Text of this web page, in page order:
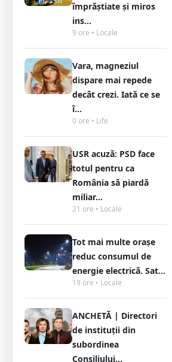
împrăștiate și miros
ins...
9 ore • Locale
Vara, magneziul
dispare mai repede
decât crezi. Iată ce se
î...
0 ore • Life
USR acuză: PSD face
totul pentru ca
România să piardă
miliar...
21 ore • Locale
Tot mai multe orașe
reduc consumul de
energie electrică. Sat...
19 ore • Locale
ANCHETĂ | Directori
de instituții din
subordinea
Consiliului...